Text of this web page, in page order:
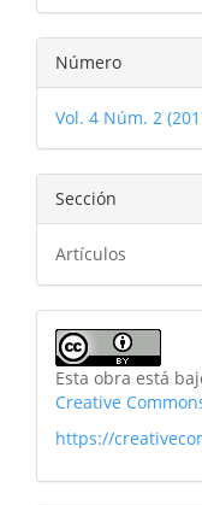
Número
Vol. 4 Núm. 2
Sección
Artículos
Esta obra está
Creative
https://